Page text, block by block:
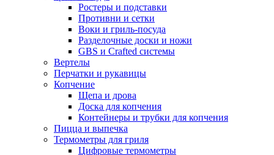
Ростеры и подставки
Противни и сетки
Воки и гриль-посуда
Разделочные доски и ножи
GBS и Crafted системы
Вертелы
Перчатки и рукавицы
Копчение
Щепа и дрова
Доска для копчения
Контейнеры и трубки для копчения
Пицца и выпечка
Термометры для гриля
Цифровые термометры